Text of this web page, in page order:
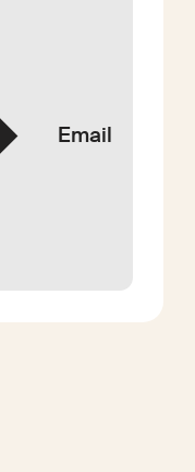
Email